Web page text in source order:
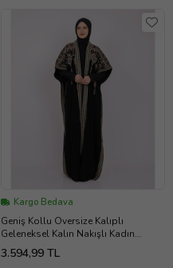
Kargo Bedava
Geniş Kollu Oversize Kalıplı
Geleneksel Kalın Nakışlı Kadın
Abaya Freesize C100036
3.594,99 TL